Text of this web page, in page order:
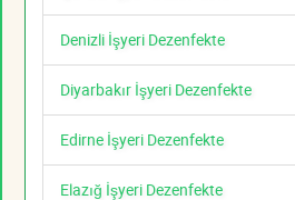
Denizli İşyeri Dezenfekte
Diyarbakır İşyeri Dezenfekte
Edirne İşyeri Dezenfekte
Elazığ İşyeri Dezenfekte